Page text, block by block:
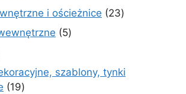
produktów
i ościeżnice 2323
55
szablony, tynki
1919